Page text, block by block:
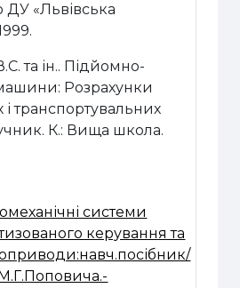
ДУ «Львівська
та ін.. Підйомно-
Розрахунки
і транспортувальних
К.: Вища школа.
системи
керування та